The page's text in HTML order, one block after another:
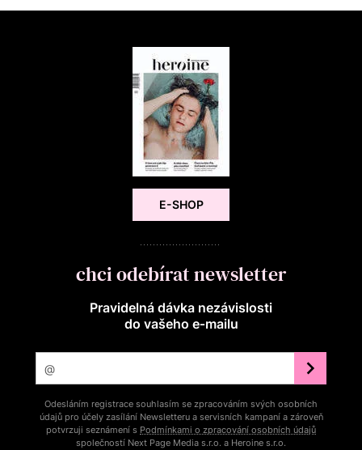
E-SHOP
chci odebírat newsletter
Pravidelná dávka nezávislosti
do vašeho e‑mailu
Odesláním registrace souhlasím se zpracováním svých osobních
údajů pro účely zasílání Newsletteru a servisních kampaní a zároveň
potvrzuji seznámení s Podmínkami o zpracování osobních údajů
společností Next Page Media s.r.o. a Heroine s.r.o.